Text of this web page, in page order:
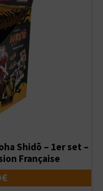
Shidō – 1er set –
Française
€